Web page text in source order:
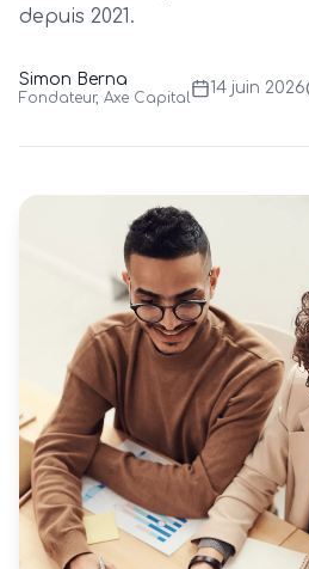
depuis 2021.
Simon Berna
Fondateur, Axe Capital
14 juin 2026